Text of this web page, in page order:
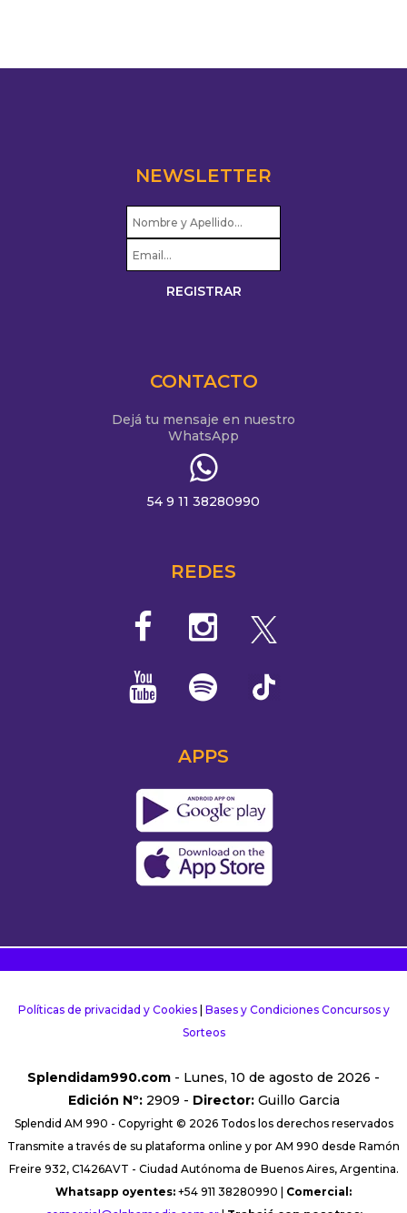
NEWSLETTER
CONTACTO
Dejá tu mensaje en nuestro
WhatsApp
54 9 11 38280990
REDES
APPS
Políticas de privacidad y Cookies| Bases y Condiciones Concursos y
Sorteos
Splendidam990.com - Lunes, 10 de agosto de 2026 -
Edición Nº:2909 - Director:Guillo Garcia
Splendid AM 990 - Copyright © 2026 Todos los derechos reservados
Transmite a través de su plataforma online y por AM 990 desde Ramón
Freire 932, C1426AVT - Ciudad Autónoma de Buenos Aires, Argentina.
Whatsapp oyentes: +54 911 38280990 | Comercial: